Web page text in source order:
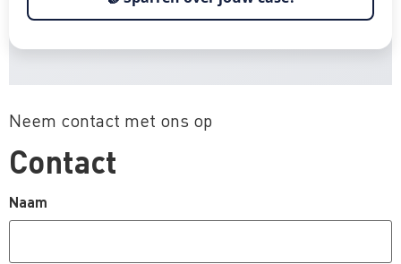
Neem contact met ons op
Contact
Naam